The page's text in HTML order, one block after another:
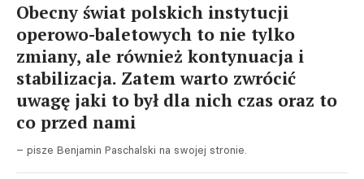
Obecny świat polskich instytucji
operowo-baletowych to nie tylko
zmiany, ale również kontynuacja i
stabilizacja. Zatem warto zwrócić
uwagę jaki to był dla nich czas oraz to
co przed nami
– pisze Benjamin Paschalski na swojej stronie.